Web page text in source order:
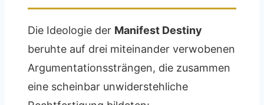
Die Ideologie der Manifest Destiny
beruhte auf drei miteinander verwobenen
Argumentationssträngen, die zusammen
eine scheinbar unwiderstehliche